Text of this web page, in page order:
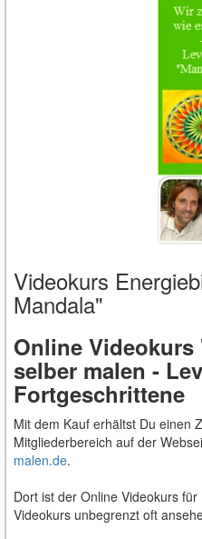
Videokurs
Mandala"
Online
selber malen -
Fortgeschrittene
Mit dem Kauf erhältst Du einen
Mitgliederbereich auf der
malen.de.
Dort ist der Online Videokurs
Videokurs unbegrenzt oft